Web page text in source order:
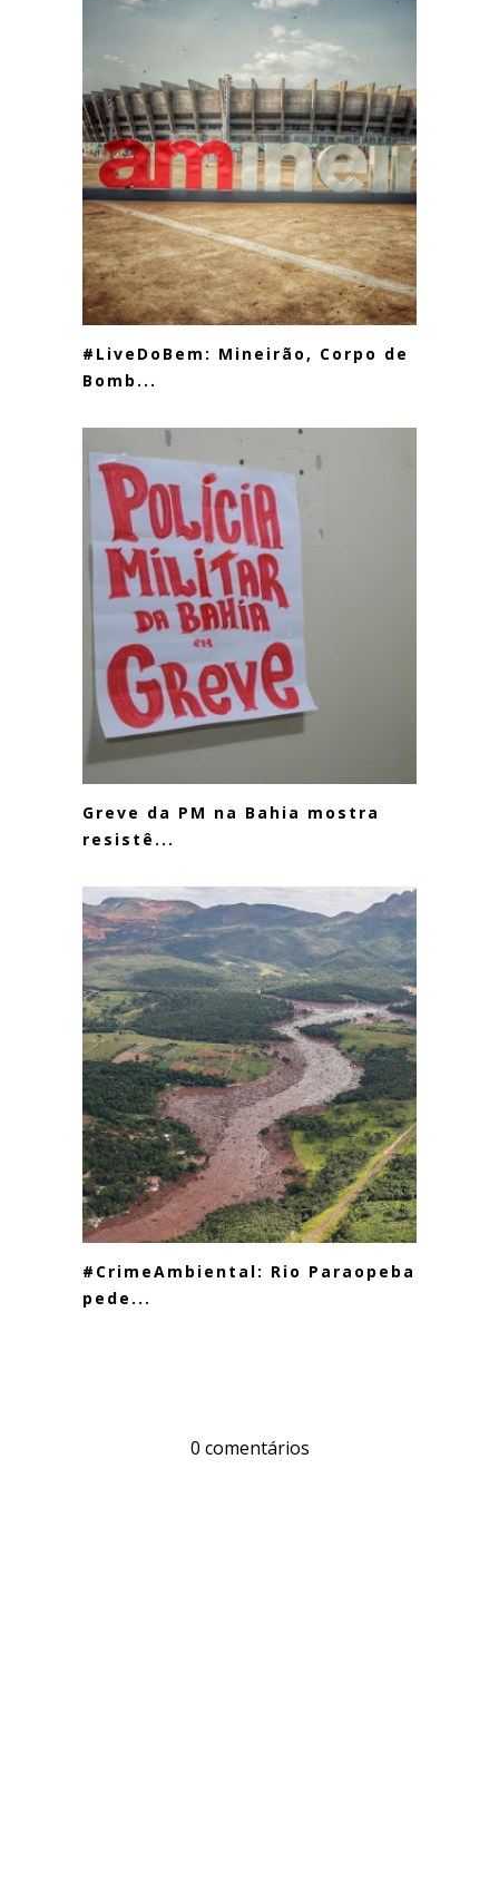
#LiveDoBem: Mineirão, Corpo de
Bomb...
Greve da PM na Bahia mostra
resistê...
#CrimeAmbiental: Rio Paraopeba
pede...
0 comentários